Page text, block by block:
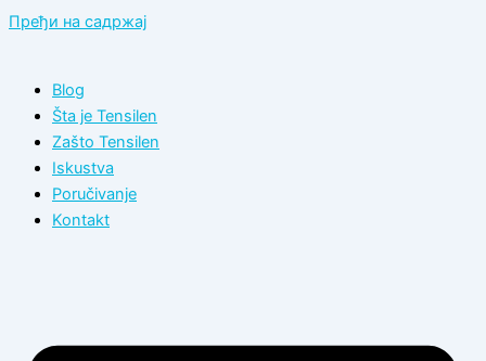
Пређи на садржај
Blog
Šta je Tensilen
Zašto Tensilen
Iskustva
Poručivanje
Kontakt